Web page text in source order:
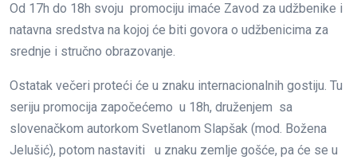
Od 17h do 18h svoju promociju imaće Zavod za udžbenike i
natavna sredstva na kojoj će biti govora o udžbenicima za
srednje i stručno obrazovanje.
Ostatak večeri proteći će u znaku internacionalnih gostiju. Tu
seriju promocija započećemo u 18h, druženjem sa
slovenačkom autorkom Svetlanom Slapšak (mod. Božena
Jelušić), potom nastaviti u znaku zemlje gošće, pa će se u